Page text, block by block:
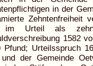
in der
Zehntenfreiheit
Urteil als
1582
Pfund; Urteilsspruch
und der Gemeinde